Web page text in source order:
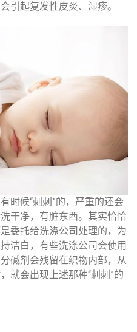
引起复发性皮炎、湿疹。
时候“刺刺”的，严重的还会
干净，有脏东西。其实恰恰
委托给洗涤公司处理的，为
洁白，有些洗涤公司会使用
碱剂会残留在织物内部，从
就会出现上述那种“刺刺”的